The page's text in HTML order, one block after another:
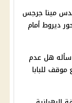
مينا جرجس
ديروط أمام
سأله هل عدم
للبابا